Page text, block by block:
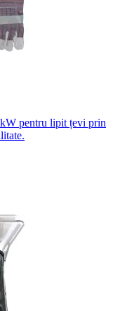
pentru lipit țevi prin